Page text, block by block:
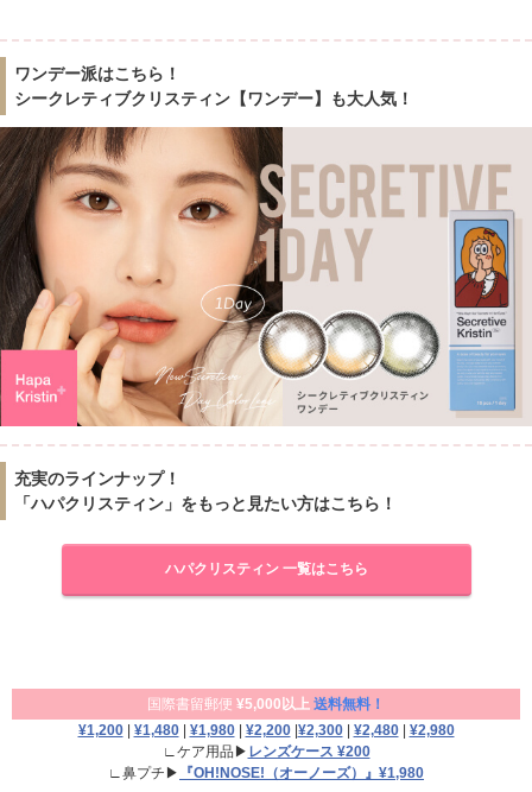
ワンデー派はこちら！
シークレティブクリスティン【ワンデー】も大人気！
充実のラインナップ！
「ハパクリスティン」をもっと見たい方はこちら！
ハパクリスティン 一覧はこちら
国際書留郵便 ¥5,000以上 送料無料！
¥1,200| ¥1,480| ¥1,980| ¥2,200| ¥2,300| ¥2,480| ¥2,980
∟ケア用品▶ レンズケース ¥200
∟鼻プチ▶
『OH!NOSE!（オーノーズ）』¥1,980